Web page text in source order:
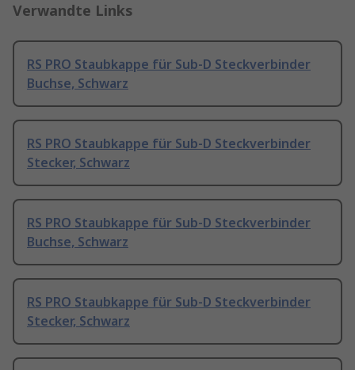
Verwandte Links
RS PRO Staubkappe für Sub-D Steckverbinder
Buchse, Schwarz
RS PRO Staubkappe für Sub-D Steckverbinder
Stecker, Schwarz
RS PRO Staubkappe für Sub-D Steckverbinder
Buchse, Schwarz
RS PRO Staubkappe für Sub-D Steckverbinder
Stecker, Schwarz